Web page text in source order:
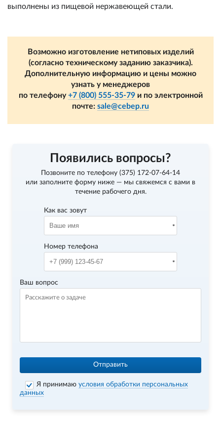
выполнены из пищевой нержавеющей стали.
Возможно изготовление нетиповых изделий
(согласно техническому заданию заказчика).
Дополнительную информацию и цены можно
узнать у менеджеров
по телефону+7 (800) 555-35-79и по электронной
почте: sale@cebep.ru
Появились вопросы?
Позвоните по телефону (375) 172-07-64-14
или заполните форму ниже — мы свяжемся с вами в
течение рабочего дня.
Как вас зовут
Номер телефона
Ваш вопрос
Отправить
Я принимаюусловия обработки персональных
данных